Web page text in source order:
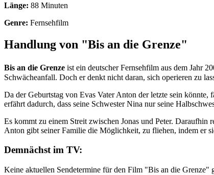
Länge: 88 Minuten
Genre: Fernsehfilm
Handlung von "Bis an die Grenze"
Bis an die Grenze ist ein deutscher Fernsehfilm aus dem Jahr
Schwächeanfall. Doch er denkt nicht daran, sich operieren zu
Da der Geburtstag von Evas Vater Anton der letzte sein
erfährt dadurch, dass seine Schwester Nina nur seine
Es kommt zu einem Streit zwischen Jonas und Peter. Daraufhin
Anton gibt seiner Familie die Möglichkeit, zu fliehen, indem er
Demnächst im TV:
Keine aktuellen Sendetermine für den Film "Bis an die Grenze"